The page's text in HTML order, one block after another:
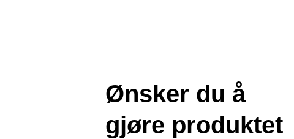
Ønsker du å
gjøre produktet